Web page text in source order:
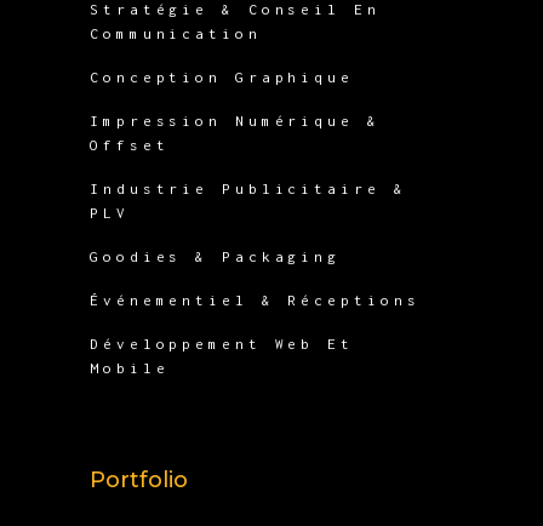
Stratégie & Conseil En
Communication
Conception Graphique
Impression Numérique &
Offset
Industrie Publicitaire &
PLV
Goodies & Packaging
Événementiel & Réceptions
Développement Web Et
Mobile
Portfolio